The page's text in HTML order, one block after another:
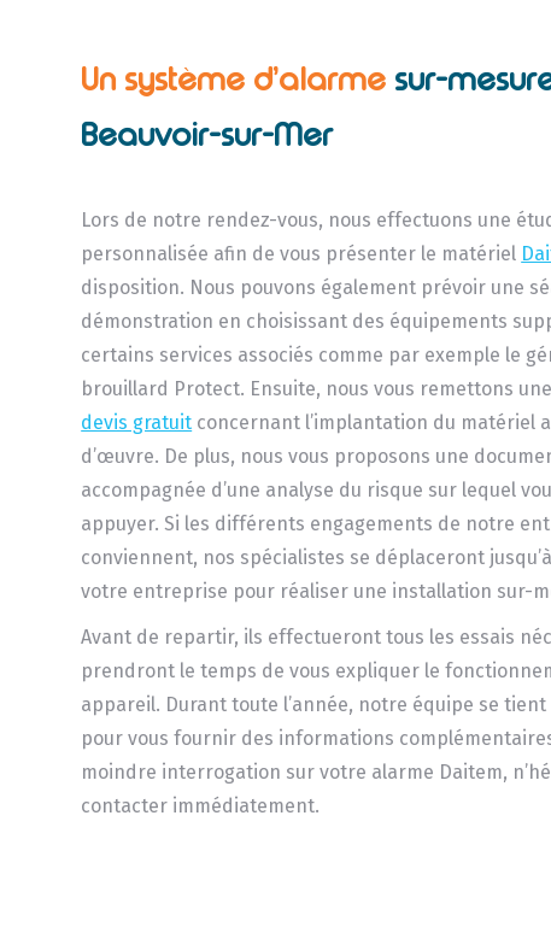
Un système d’alarme sur-
Beauvoir-sur-Mer
Lors de notre rendez-vous, nous effectuons une
personnalisée afin de vous présenter le matériel
disposition. Nous pouvons également prévoir une
démonstration en choisissant des équipements
certains services associés comme par exemple le
brouillard Protect. Ensuite, nous vous remettons
devis gratuit concernant l’implantation du matériel
d’œuvre. De plus, nous vous proposons une
accompagnée d’une analyse du risque sur lequel
appuyer. Si les différents engagements de notre
conviennent, nos spécialistes se déplaceront
votre entreprise pour réaliser une installation sur-
Avant de repartir, ils effectueront tous les essais
prendront le temps de vous expliquer le
appareil. Durant toute l’année, notre équipe se
pour vous fournir des informations
moindre interrogation sur votre alarme Daitem,
contacter immédiatement.